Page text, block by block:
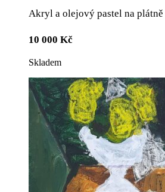
Akryl a olejový pastel na plátně
10 000 Kč
Skladem